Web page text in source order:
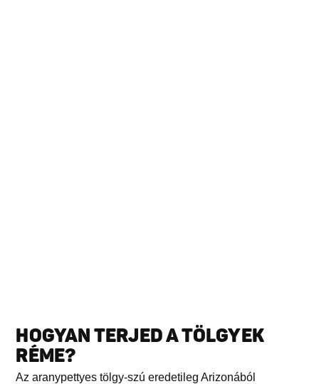
HOGYAN TERJED A TÖLGYEK
RÉME?
Az aranypettyes tölgy-szú eredetileg Arizonából